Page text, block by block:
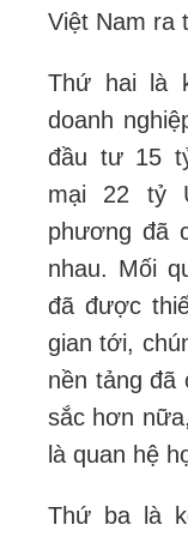
Việt Nam ra
Thứ hai là
doanh
đầu tư 15
mại 22 tỷ
phương đã
nhau. Mối
đã được
gian tới,
nền tảng đã
sắc hơn
là quan hệ
Thứ ba là